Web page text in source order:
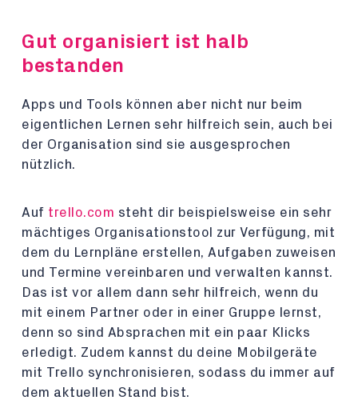
Gut organisiert ist halb
bestanden
Apps und Tools können aber nicht nur beim
eigentlichen Lernen sehr hilfreich sein, auch bei
der Organisation sind sie ausgesprochen
nützlich.
Auf trello.com steht dir beispielsweise ein sehr
mächtiges Organisationstool zur Verfügung, mit
dem du Lernpläne erstellen, Aufgaben zuweisen
und Termine vereinbaren und verwalten kannst.
Das ist vor allem dann sehr hilfreich, wenn du
mit einem Partner oder in einer Gruppe lernst,
denn so sind Absprachen mit ein paar Klicks
erledigt. Zudem kannst du deine Mobilgeräte
mit Trello synchronisieren, sodass du immer auf
dem aktuellen Stand bist.